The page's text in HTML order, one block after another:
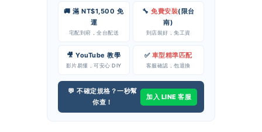
🚚 滿 NT$1,500 免
運
宅配到府，全台配送
🔧 免費安裝(限台
南)
到店裝好，免工資
🎥 YouTube 教學
影片易懂，可安心 DIY
✅ 車型精準匹配
客服確認，包退換
💬 不確定規格？一秒幫
你查！
加入 LINE 客服